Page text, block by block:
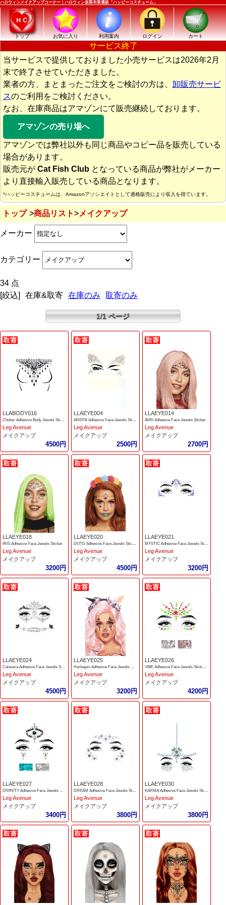
ハロウィンメイクアップコーナー｜ハロウィン仮装衣装通販「ハッピーコスチューム」
トップ お気に入り 利用案内 ログイン カート
サービス終了
当サービスで提供しておりました小売サービスは2026年2月
末で終了させていただきました。
業者の方、まとまったご注文をご検討の方は、 卸販売サービ
スのご利用をご検討ください。
なお、在庫商品はアマゾンにて販売継続しております。
アマゾンの売り場へ
アマゾンでは弊社以外も同じ商品やコピー品を販売している
場合があります。
販売元が Cat Fish Club となっている商品が弊社がメーカー
より直接輸入販売している商品となります。
*ハッピーコスチュームは、Amazonアソシエイトとして適格販売により収入を得ています。
トップ 商品リスト メイクアップ
メーカー
カテゴリー
34 点
[絞込]
在庫&取寄 在庫のみ 取寄のみ
1/1 ページ
LLABODY016
Choker Adhesive Body Jewels Sticker
Leg Avenue
メイクアップ
4500円
LLAEYE004
ARISTA Adhesive Face Jewels Sticker
Leg Avenue
メイクアップ
2500円
LLAEYE014
AVRI Adhesive Face Jewels Sticker
Leg Avenue
メイクアップ
2700円
LLAEYE018
IRIS Adhesive Face Jewels Sticker
Leg Avenue
メイクアップ
3200円
LLAEYE020
DOTD Adhesive Face Jewels Sticker
Leg Avenue
メイクアップ
4500円
LLAEYE021
MYSTIC Adhesive Face Jewels Sticker
Leg Avenue
メイクアップ
3200円
LLAEYE024
Calavera Adhesive Face Jewels Sticker
Leg Avenue
メイクアップ
4500円
LLAEYE025
Harlequin Adhesive Face Jewels Sticker
Leg Avenue
メイクアップ
3200円
LLAEYE026
VIBE Adhesive Face Jewels Sticker and Body Packets
Leg Avenue
メイクアップ
4200円
LLAEYE027
Leg Avenue
メイクアップ
3400円
LLAEYE028
Leg Avenue
メイクアップ
3800円
LLAEYE030
Leg Avenue
メイクアップ
3800円